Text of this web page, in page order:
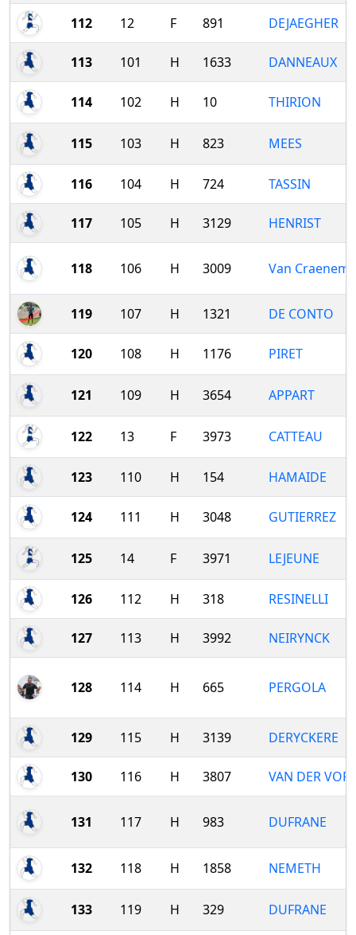
112 12 F 891 DEJAEGHER
113 101 H 1633 DANNEAUX
114 102 H 10 THIRION
115 103 H 823 MEES
116 104 H 724 TASSIN
117 105 H 3129 HENRIST
118 106 H 3009 Van Craenem
119 107 H 1321 DE CONTO
120 108 H 1176 PIRET
121 109 H 3654 APPART
122 13 F 3973 CATTEAU
123 110 H 154 HAMAIDE
124 111 H 3048 GUTIERREZ
125 14 F 3971 LEJEUNE
126 112 H 318 RESINELLI
127 113 H 3992 NEIRYNCK
128 114 H 665 PERGOLA
129 115 H 3139 DERYCKERE
130 116 H 3807 VAN DER
131 117 H 983 DUFRANE
132 118 H 1858 NEMETH
133 119 H 329 DUFRANE